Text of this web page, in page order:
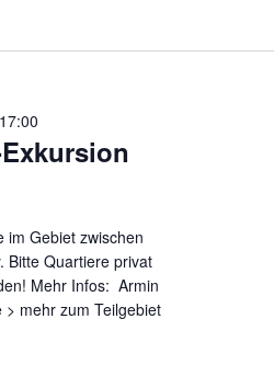
im Gebiet zwischen
Bitte Quartiere privat
Mehr Infos: Armin
mehr zum Teilgebiet